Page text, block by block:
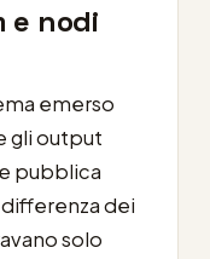
e nodi
emerso
gli output
pubblica
dei
solo